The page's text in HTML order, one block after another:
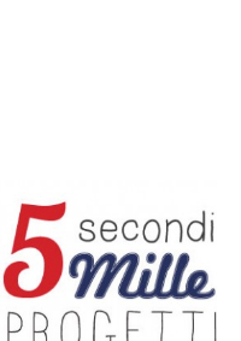
a fornire alcune
a qualunque titolo